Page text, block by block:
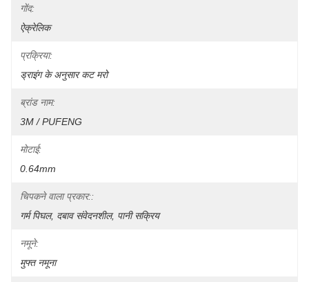
गोंद:
ऐक्रेलिक
प्रक्रिया:
ड्राइंग के अनुसार कट मरो
ब्रांड नाम:
3M / PUFENG
मोटाई:
0.64mm
चिपकने वाला प्रकार::
गर्म पिघल, दबाव संवेदनशील, पानी सक्रिय
नमूने:
मुफ्त नमूना